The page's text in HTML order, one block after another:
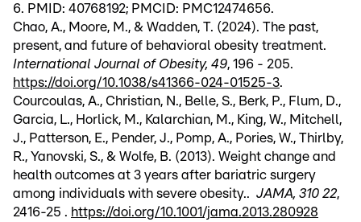
6. PMID: 40768192; PMCID: PMC12474656.
Chao, A., Moore, M., & Wadden, T. (2024). The past,
present, and future of behavioral obesity treatment.
International Journal of Obesity, 49, 196 - 205.
https://doi.org/10.1038/s41366-024-01525-3.
Courcoulas, A., Christian, N., Belle, S., Berk, P., Flum, D.,
Garcia, L., Horlick, M., Kalarchian, M., King, W., Mitchell,
J., Patterson, E., Pender, J., Pomp, A., Pories, W., Thirlby,
R., Yanovski, S., & Wolfe, B. (2013). Weight change and
health outcomes at 3 years after bariatric surgery
among individuals with severe obesity.. JAMA, 310 22,
2416-25 . https://doi.org/10.1001/jama.2013.280928